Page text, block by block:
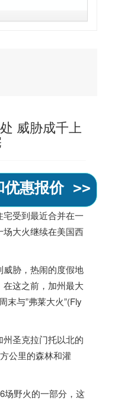
威胁成千上
优惠报价 >>
受到最近合并在一
大火继续在美国西
胁，热闹的度假地
这之前，加州最大
末与”弗莱大火”(Fly
圣克拉门托以北的
公里的森林和灌
场野火的一部分，这